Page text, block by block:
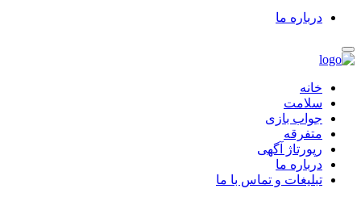
درباره ما
خانه
سلامت
جواب بازی
متفرقه
رپورتاژ آگهی
درباره ما
تبلیغات و تماس با ما